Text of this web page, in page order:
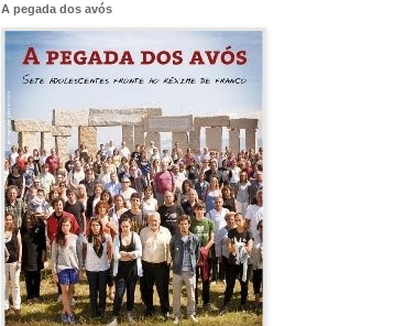
577. Nos fusilaron
fusilaron mal
307. Vuestros
nombres no se han
borrado en la
Historia
A pegada dos avós